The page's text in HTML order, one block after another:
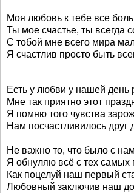
Моя любовь к тебе все
Ты мое счастье, ты всегда
С тобой мне всего мира
Я счастлив просто быть
Есть у любви у нашей день
Мне так приятно этот
Я помню того чувства
Нам посчастливилось друг
Не важно то, что было с
Я обнуляю всё с тех самых
Как поцелуй наш первый
Любовный заключив наш